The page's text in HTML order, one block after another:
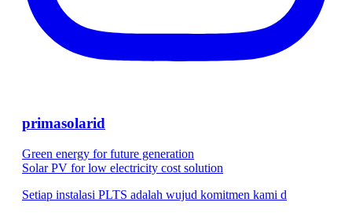
primasolarid
Green energy for future generation
Solar PV for low electricity cost solution
Setiap instalasi PLTS adalah wujud komitmen kami d